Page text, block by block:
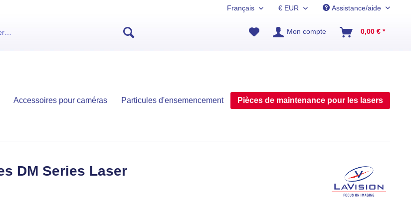
Assistance/aide
Mon compte 0,00 € *
Accessoires pour caméras Particules d'ensemencement Pièces de maintenance pour les lasers
DM Series Laser